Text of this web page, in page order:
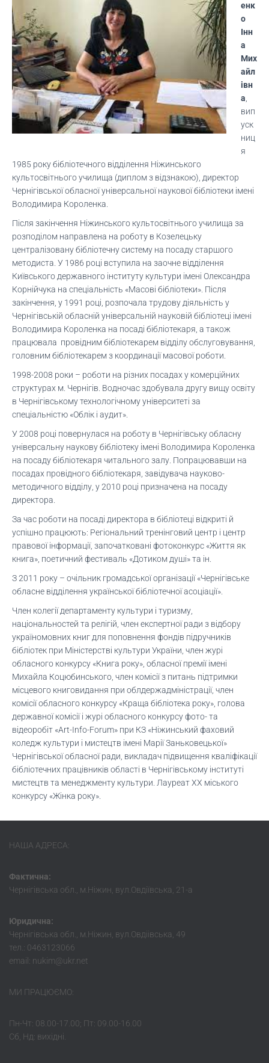
енк
о
Інн
а
Мих
айл
івн
а,
вип
уск
ниц
я
1985 року бібліотечного відділення Ніжинського
культосвітнього училища (диплом з відзнакою), директор
Чернігівської обласної універсальної наукової бібліотеки імені
Володимира Короленка.
Після закінчення Ніжинського культосвітнього училища за
розподілом направлена на роботу в Козелецьку
централізовану бібліотечну систему на посаду старшого
методиста. У 1986 році вступила на заочне відділення
Київського державного інституту культури імені Олександра
Корнійчука на спеціальність «Масові бібліотеки». Після
закінчення, у 1991 році, розпочала трудову діяльність у
Чернігівській обласній універсальній науковій бібліотеці імені
Володимира Короленка на посаді бібліотекаря, а також
працювала провідним бібліотекарем відділу обслуговування,
головним бібліотекарем з координації масової роботи.
1998-2008 роки – роботи на різних посадах у комерційних
структурах м. Чернігів. Водночас здобувала другу вищу освіту
в Чернігівському технологічному університеті за
спеціальністю «Облік і аудит».
У 2008 році повернулася на роботу в Чернігівську обласну
універсальну наукову бібліотеку імені Володимира Короленка
на посаду бібліотекаря читального залу. Попрацювавши на
посадах провідного бібліотекаря, завідувача науково-
методичного відділу, у 2010 році призначена на посаду
директора.
За час роботи на посаді директора в бібліотеці відкриті й
успішно працюють: Регіональний тренінговий центр і центр
правової інформації, започатковані фотоконкурс «Життя як
книга», поетичний фестиваль «Дотиком душі» та ін.
З 2011 року – очільник громадської організації «Чернігівське
обласне відділення української бібліотечної асоціації».
Член колегії департаменту культури і туризму,
національностей та релігій, член експертної ради з відбору
україномовних книг для поповнення фондів підручників
бібліотек при Міністерстві культури України, член журі
обласного конкурсу «Книга року», обласної премії імені
Михайла Коцюбинського, член комісії з питань підтримки
місцевого книговидання при облдержадміністрації, член
комісії обласного конкурсу «Краща бібліотека року», голова
державної комісії і журі обласного конкурсу фото- та
відеоробіт «Art-Info-Forum» при КЗ «Ніжинський фаховий
коледж культури і мистецтв імені Марії Заньковецької»
Чернігівської обласної ради, викладач підвищення кваліфікації
бібліотечних працівників області в Чернігівському інституті
мистецтв та менеджменту культури. Лауреат ХХ міського
конкурсу «Жінка року».
НАША АДРЕСА:
Фактична:
Чернігівська обл., м.Ніжин, вул.Овдіївська, 21-а
Юридична:
Чернігівська обл., м.Ніжин, вул.Овдіівська, 49
тел.: 0463123066
email: nukim@ukr.net
МИ ПРАЦЮЄМО:
Пн-Чт: 08.00-17.00; Пт: 09.00-16.00
Сб, Нд: вихідні.